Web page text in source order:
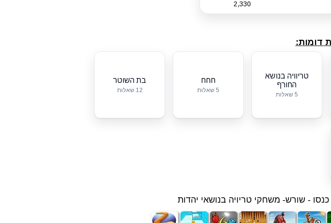
2,330
דומות:
טריוויה בנושא
החורף
5 שאלות
חחח
5 שאלות
בת השוטר
12 שאלות
כנסו -שורש- משחקי טריויה בנושאי יהדות